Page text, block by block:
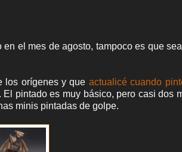
el mes de agosto, tampoco es que
los orígenes y que actualicé cuando
pintado es muy básico, pero casi dos
minis pintadas de golpe.